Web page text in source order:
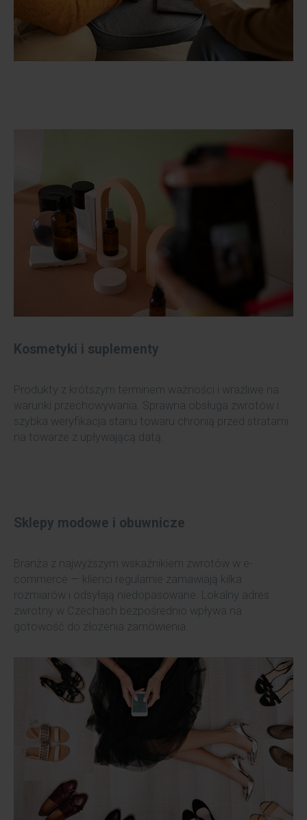
Kosmetyki i suplementy
Produkty z krótszym terminem ważności i wrażliwe na
warunki przechowywania. Sprawna obsługa zwrotów i
szybka weryfikacja stanu towaru chronią przed stratami
na towarze z upływającą datą.
Sklepy modowe i obuwnicze
Branża z najwyższym wskaźnikiem zwrotów w e-
commerce — klienci regularnie zamawiają kilka
rozmiarów i odsyłają niedopasowane. Lokalny adres
zwrotny w Czechach bezpośrednio wpływa na
gotowość do złożenia zamówienia.